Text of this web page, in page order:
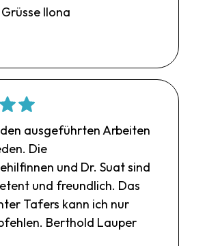
Ilona
ausgeführten Arbeiten
Die
und Dr. Suat sind
und freundlich. Das
Tafers kann ich nur
Berthold Lauper